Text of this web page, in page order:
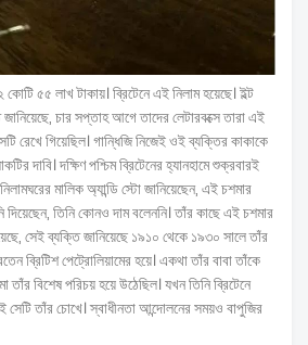
কোটি ৫৫ লাখ টাকায়। ব্রিটেনে এই নিলাম হয়েছে। ইল্ট
চার সপ্তাহ আগে তাদের লেটারবক্সে তারা এই
রেখে গিয়েছিল। গান্ধিজি নিজেই ওই ব্যক্তির কাকাকে
দাবি। দক্ষিণ পশ্চিম ব্রিটেনের হ্যানহামে শুক্রবারই
মালিক অ্যান্ডি স্টো জানিয়েছেন, এই চশমার
দিয়েছেন, তিনি কোনও দাম বলেননি। তাঁর কাছে এই চশমার
সেই ব্যক্তি জানিয়েছে ১৯১০ থেকে ১৯৩০ সালে তাঁর
ব্রিটিশ পেট্রোলিয়ামের হয়ে। একথা তাঁর বাবা তাঁকে
তাঁর বিশেষ পরিচয় হয়ে উঠেছিল। যখন তিনি ব্রিটেনে
তাঁর চোখে। স্বাধীনতা আন্দোলনের সময়ও বাপুজির